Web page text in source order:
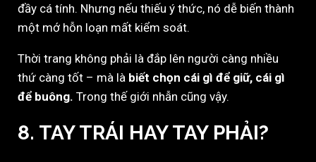
đầy cá tính. Nhưng nếu thiếu ý thức, nó dễ biến thành
một mớ hỗn loạn mất kiểm soát.
Thời trang không phải là đắp lên người càng nhiều
thứ càng tốt – mà là biết chọn cái gì để giữ, cái gì
để buông. Trong thế giới nhẫn cũng vậy.
8. TAY TRÁI HAY TAY PHẢI?